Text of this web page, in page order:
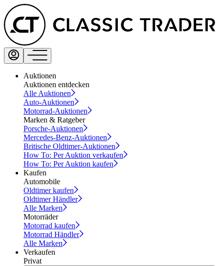
Auktionen
Auktionen entdecken
Alle Auktionen
Auto-Auktionen
Motorrad-Auktionen
Marken & Ratgeber
Porsche-Auktionen
Mercedes-Benz-Auktionen
Britische Oldtimer-Auktionen
How To: Per Auktion verkaufen
How To: Per Auktion kaufen
Kaufen
Automobile
Oldtimer kaufen
Oldtimer Händler
Alle Marken
Motorräder
Motorrad kaufen
Motorrad Händler
Alle Marken
Verkaufen
Privat